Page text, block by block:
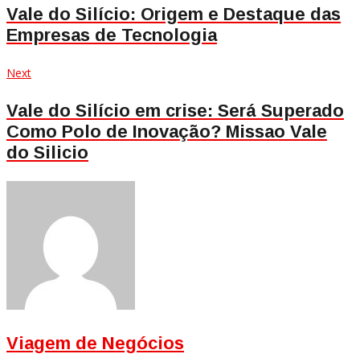
de
Post
Vale do Silício: Origem e Destaque das
Empresas de Tecnologia
NextNext
Vale do Silício em crise: Será Superado
Como Polo de Inovação? Missao Vale
do Silicio
Viagem de Negócios